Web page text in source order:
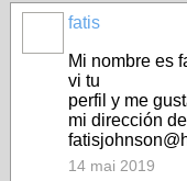
fatis
Mi nombre es
vi tu
perfil y me
mi dirección
14 mai 2019